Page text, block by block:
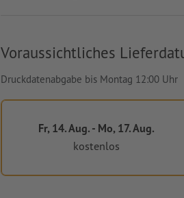
Voraussichtliches
Druckdatenabgabe bis Montag 12:00 Uhr
Fr, 14. Aug. - Mo, 17. Aug.
kostenlos